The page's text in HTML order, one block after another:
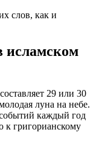
слов, как и
исламском
29 или 30
луна на небе.
каждый год
к григорианскому